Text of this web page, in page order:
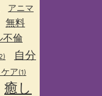
アニマ
無料
不倫
自分
ア(1)
癒し